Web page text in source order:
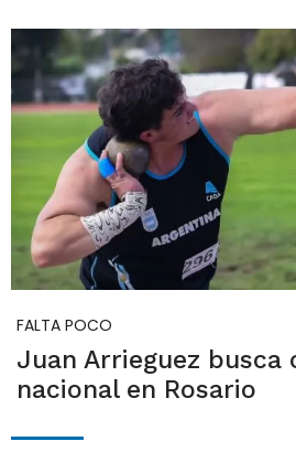
FALTA POCO
Juan Arrieguez
nacional en Rosario